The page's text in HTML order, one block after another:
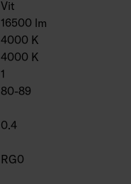
Vit
16500 lm
4000 K
4000 K
1
80-89
0.4
RG0